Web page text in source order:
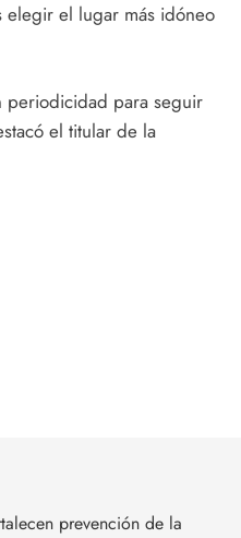
elegir el lugar más idóneo
periodicidad para seguir
el titular de la
prevención de la